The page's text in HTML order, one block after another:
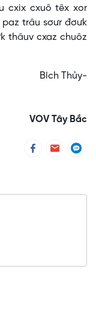
cxix cxuô têx xor
paz trâu sơưr đơưk
thâuv cxaz chuôz
VOV Tây Bắc